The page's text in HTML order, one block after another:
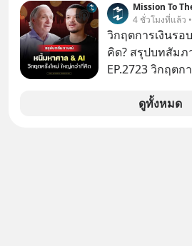
Mission To
4 ชั่วโมงที่แล้ว
วิกฤตการเงินร
คิด? สรุปบทสัม
EP.2723 วิกฤตก
Dalio ชายผู้เคย
ดูทั้งหมด